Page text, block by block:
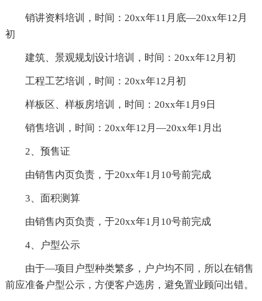
销讲资料培训，时间：20xx年11月底—20xx年12月
初
建筑、景观规划设计培训，时间：20xx年12月初
工程工艺培训，时间：20xx年12月初
样板区、样板房培训，时间：20xx年1月9日
销售培训，时间：20xx年12月—20xx年1月出
2、预售证
由销售内页负责，于20xx年1月10号前完成
3、面积测算
由销售内页负责，于20xx年1月10号前完成
4、户型公示
由于—项目户型种类繁多，户户均不同，所以在销售
前应准备户型公示，方便客户选房，避免置业顾问出错。